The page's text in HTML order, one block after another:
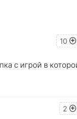
10
с игрой в
2